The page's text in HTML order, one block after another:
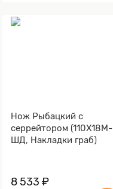
Нож Рыбацкий с
серрейтором (110Х18М-
ШД, Накладки граб)
8 533 ₽